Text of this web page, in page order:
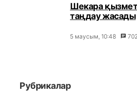
Шекара
таңдау жасады
5 маусым, 10:48 702
Рубрикалар